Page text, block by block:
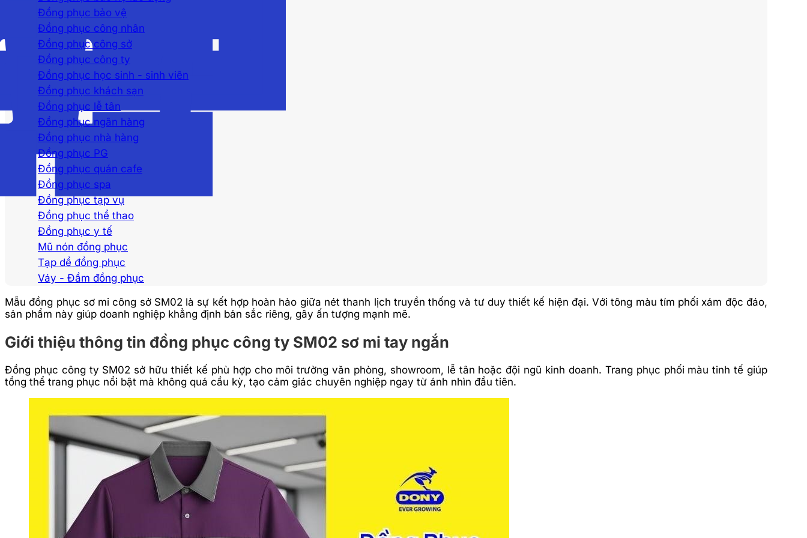
Đồng phục bảo vệ
Đồng phục công nhân
Đồng phục công sở
Đồng phục công ty
Đồng phục học sinh - sinh viên
Đồng phục khách sạn
Đồng phục lễ tân
Đồng phục ngân hàng
Đồng phục nhà hàng
Đồng phục PG
Đồng phục quán cafe
Đồng phục spa
Đồng phục tạp vụ
Đồng phục thể thao
Đồng phục y tế
Mũ nón đồng phục
Tạp dề đồng phục
Váy - Đầm đồng phục
Mẫu đồng phục sơ mi công sở SM02 là sự kết hợp hoàn hảo giữa nét thanh lịch truyền thống và tư duy thiết kế hiện đại. Với tông màu tím phối xám độc đáo,
sản phẩm này giúp doanh nghiệp khẳng định bản sắc riêng, gây ấn tượng mạnh mẽ.
Giới thiệu thông tin đồng phục công ty SM02 sơ mi tay ngắn
Đồng phục công ty SM02 sở hữu thiết kế phù hợp cho môi trường văn phòng, showroom, lễ tân hoặc đội ngũ kinh doanh. Trang phục phối màu tinh tế giúp
tổng thể trang phục nổi bật mà không quá cầu kỳ, tạo cảm giác chuyên nghiệp ngay từ ánh nhìn đầu tiên.